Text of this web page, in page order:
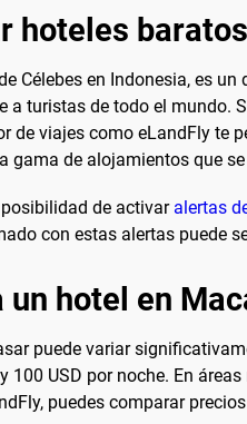
hoteles
Célebes en Indonesia, es
a turistas de todo el mundo.
de viajes como eLandFly te
gama de alojamientos que
de activar alertas
con estas alertas puede
un hotel en
puede variar
100 USD por noche. En
puedes comparar